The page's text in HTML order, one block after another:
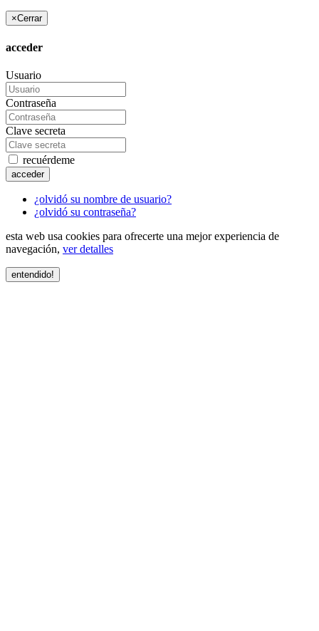
×Cerrar
acceder
Usuario
Contraseña
Clave secreta
recuérdeme
acceder
¿olvidó su nombre de usuario?
¿olvidó su contraseña?
esta web usa cookies para ofrecerte una mejor experiencia de
navegación, ver detalles
entendido!